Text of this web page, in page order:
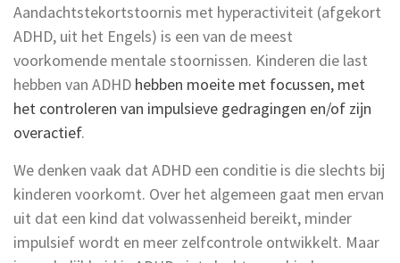
Aandachtstekortstoornis met hyperactiviteit (afgekort
ADHD, uit het Engels) is een van de meest
voorkomende mentale stoornissen. Kinderen die last
hebben van ADHD hebben moeite met focussen, met
het controleren van impulsieve gedragingen en/of zijn
overactief.
We denken vaak dat ADHD een conditie is die slechts bij
kinderen voorkomt. Over het algemeen gaat men ervan
uit dat een kind dat volwassenheid bereikt, minder
impulsief wordt en meer zelfcontrole ontwikkelt. Maar